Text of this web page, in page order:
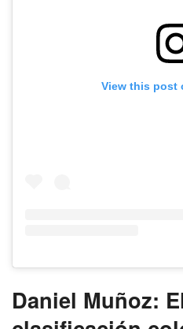
View this post
Daniel Muñoz: